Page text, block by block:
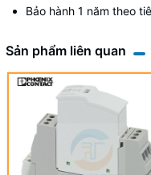
Bảo hành 1 năm theo
Sản phẩm liên quan